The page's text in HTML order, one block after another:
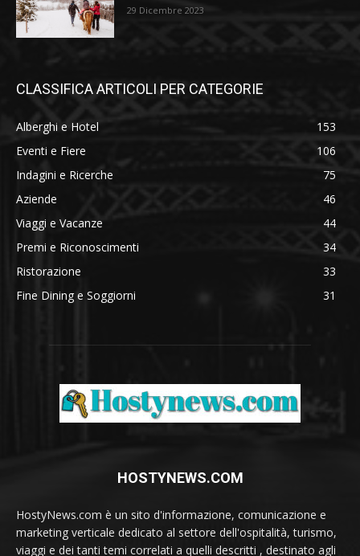
29 Dicembre 2023
CLASSIFICA ARTICOLI PER CATEGORIE
Alberghi e Hotel
153
Eventi e Fiere
106
Indagini e Ricerche
75
Aziende
46
Viaggi e Vacanze
44
Premi e Riconoscimenti
34
Ristorazione
33
Fine Dining e Soggiorni
31
HOSTYNEWS.COM
HostyNews.com è un sito d'informazione, comunicazione e
marketing verticale dedicato al settore dell'ospitalità, turismo,
viaggi e dei tanti temi correlati a quelli descritti , destinato agli